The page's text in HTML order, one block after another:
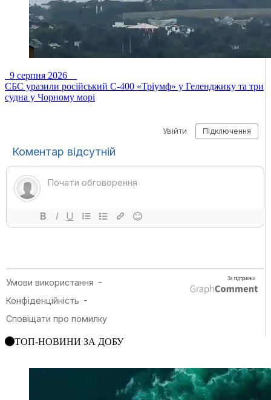
9 серпня 2026
СБС уразили російський С-400 «Тріумф» у Геленджику та три
судна у Чорному морі
ТОП-НОВИНИ ЗА ДОБУ